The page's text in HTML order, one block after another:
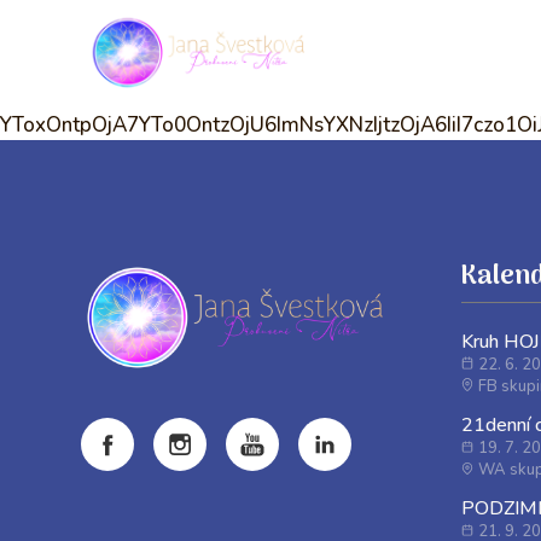
Kruh
22. 6.
FB
21denní
19. 7.
WA
21. 9.